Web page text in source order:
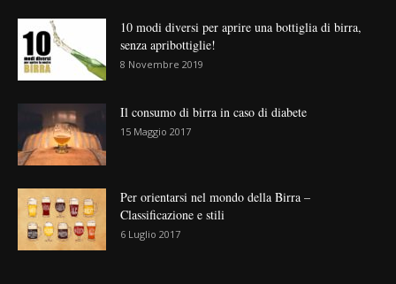
10 modi diversi per aprire una bottiglia di birra,
senza apribottiglie!
8 Novembre 2019
Il consumo di birra in caso di diabete
15 Maggio 2017
Per orientarsi nel mondo della Birra –
Classificazione e stili
6 Luglio 2017